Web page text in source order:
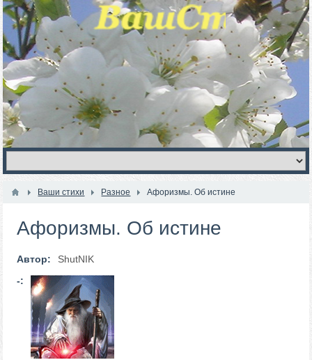
Ваши стихи Разное Афоризмы. Об истине
Афоризмы. Об истине
Автор:
ShutNIK
-: